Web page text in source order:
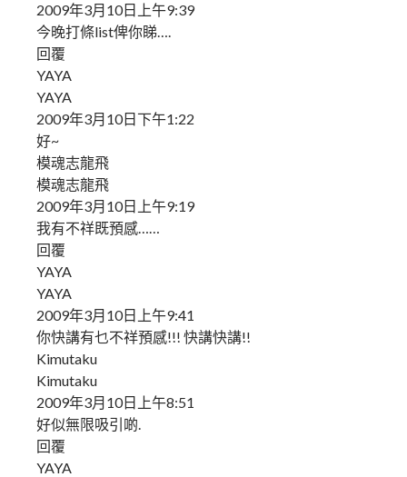
2009年3月10日上午9:39
今晚打條list俾你睇….
回覆
YAYA
YAYA
2009年3月10日下午1:22
好~
模魂志龍飛
模魂志龍飛
2009年3月10日上午9:19
我有不祥既預感……
回覆
YAYA
YAYA
2009年3月10日上午9:41
你快講有乜不祥預感!!! 快講快講!!
Kimutaku
Kimutaku
2009年3月10日上午8:51
好似無限吸引啲.
回覆
YAYA